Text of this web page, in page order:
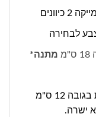
מתנה*
המטבח יושב על רגליים מתכווננות בגובה 12 ס"מ
ישרה.